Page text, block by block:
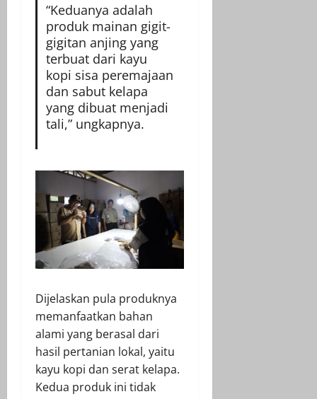
“Keduanya adalah
produk mainan gigit-
gigitan anjing yang
terbuat dari kayu
kopi sisa peremajaan
dan sabut kelapa
yang dibuat menjadi
tali,” ungkapnya.
Dijelaskan pula produknya
memanfaatkan bahan
alami yang berasal dari
hasil pertanian lokal, yaitu
kayu kopi dan serat kelapa.
Kedua produk ini tidak